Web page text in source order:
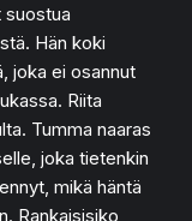
suostua
Hän koki
joka ei osannut
Riita
Tumma naaras
joka tietenkin
mikä häntä
Rankaisisiko